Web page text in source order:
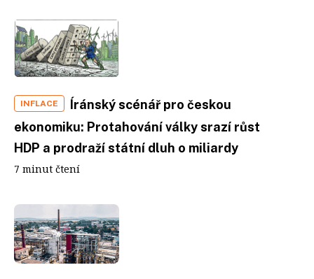
INFLACE
Íránský scénář pro českou
ekonomiku: Protahování války srazí růst
HDP a prodraží státní dluh o miliardy
7 minut čtení